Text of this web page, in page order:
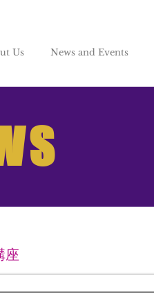
Us News and Events
座